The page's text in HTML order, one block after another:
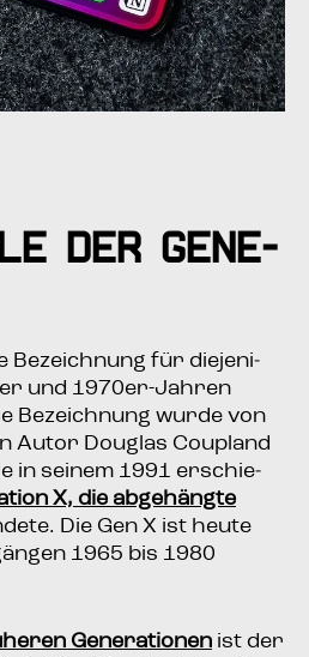
der Gene­
Bezeich­nung für die­je­ni­
und 1970er-Jah­ren
Bezeich­nung wur­de von
Autor Dou­glas Cou­p­land
in sei­nem 1991 erschie­
X, die abge­häng­te
Die Gen X ist heu­te
1965 bis 1980
Gene­ra­tio­nen ist der